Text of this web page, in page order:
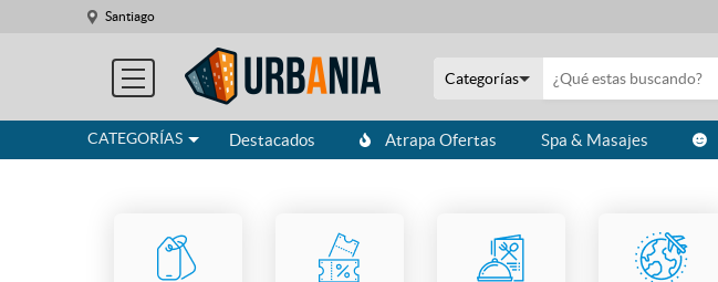
Santiago
CATEGORÍAS
Categorías
Destacados Atrapa Ofertas Spa & Masajes